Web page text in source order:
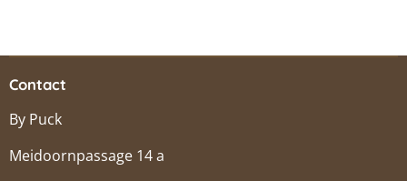
Contact
By Puck
Meidoornpassage 14 a